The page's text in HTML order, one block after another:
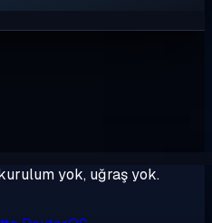
yok, uğraş yok.